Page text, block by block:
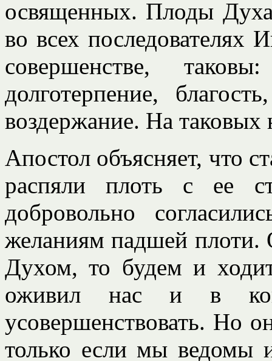
освященных. Плоды
во всех
совершенстве,
долготерпение,
воздержание. На таковых
Апостол объясняет, что
распяли плоть с ее
добровольно
желаниям падшей
Духом, то будем и
оживил нас и в
усовершенствовать. Но
только если мы ведомы